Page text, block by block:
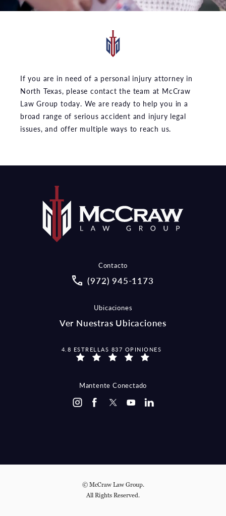
If you are in need of a personal injury attorney in
North Texas, please contact the team at McCraw
Law Group today. We are ready to help you in a
broad range of serious accident and injury legal
issues, and offer multiple ways to reach us.
Contacto
Call McCraw Law Group on the
(972) 945-1173
Ubicaciones
Ver Nuestras Ubicaciones
MCCRAW LAW GROUP OPINIONES:
4.8 ESTRELLAS 837 OPINIONES
Mantente Conectado
© McCraw Law Group.
All Rights Reserved.